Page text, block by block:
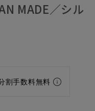
MADE／シル
割手数料無料